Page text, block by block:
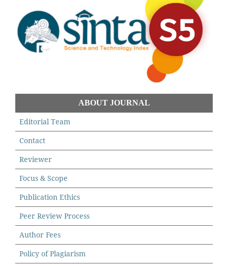
ABOUT JOURNAL
Editorial Team
Contact
Reviewer
Focus & Scope
Publication Ethics
Peer Review Process
Author Fees
Policy of Plagiarism